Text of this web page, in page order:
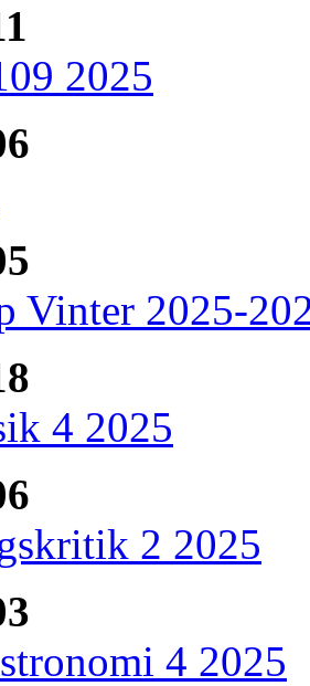
2025
Vinter 2025-
4 2025
2 2025
4 2025